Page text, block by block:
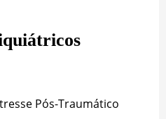
Pós-Traumático